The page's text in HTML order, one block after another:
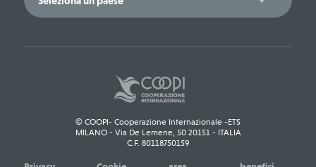
© COOPI- Cooperazione Internazionale -ETS
MILANO - Via De Lemene, 50 20151 - ITALIA
C.F. 80118750159